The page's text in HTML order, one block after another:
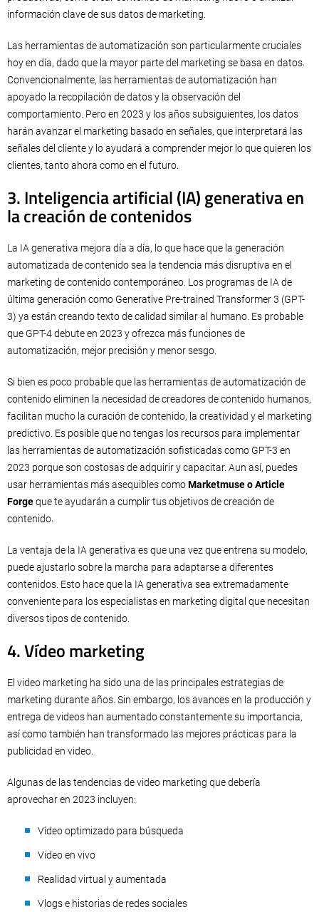
información clave de sus datos de marketing.
Las herramientas de automatización son particularmente cruciales
hoy en día, dado que la mayor parte del marketing se basa en datos.
Convencionalmente, las herramientas de automatización han
apoyado la recopilación de datos y la observación del
comportamiento. Pero en 2023 y los años subsiguientes, los datos
harán avanzar el marketing basado en señales, que interpretará las
señales del cliente y lo ayudará a comprender mejor lo que quieren los
clientes, tanto ahora como en el futuro.
3. Inteligencia artificial (IA) generativa en
la creación de contenidos
La IA generativa mejora día a día, lo que hace que la generación
automatizada de contenido sea la tendencia más disruptiva en el
marketing de contenido contemporáneo. Los programas de IA de
última generación como Generative Pre-trained Transformer 3 (GPT-
3) ya están creando texto de calidad similar al humano. Es probable
que GPT-4 debute en 2023 y ofrezca más funciones de
automatización, mejor precisión y menor sesgo.
Si bien es poco probable que las herramientas de automatización de
contenido eliminen la necesidad de creadores de contenido humanos,
facilitan mucho la curación de contenido, la creatividad y el marketing
predictivo. Es posible que no tengas los recursos para implementar
las herramientas de automatización sofisticadas como GPT-3 en
2023 porque son costosas de adquirir y capacitar. Aun así, puedes
usar herramientas más asequibles comoMarketmuse o Article
Forgeque te ayudarán a cumplir tus objetivos de creación de
contenido.
La ventaja de la IA generativa es que una vez que entrena su modelo,
puede ajustarlo sobre la marcha para adaptarse a diferentes
contenidos. Esto hace que la IA generativa sea extremadamente
conveniente para los especialistas en marketing digital que necesitan
diversos tipos de contenido.
4. Vídeo marketing
El video marketing ha sido una de las principales estrategias de
marketing durante años. Sin embargo, los avances en la producción y
entrega de videos han aumentado constantemente su importancia,
así como también han transformado las mejores prácticas para la
publicidad en video.
Algunas de las tendencias de video marketing que debería
aprovechar en 2023 incluyen:
Vídeo optimizado para búsqueda
Video en vivo
Realidad virtual y aumentada
Vlogs e historias de redes sociales